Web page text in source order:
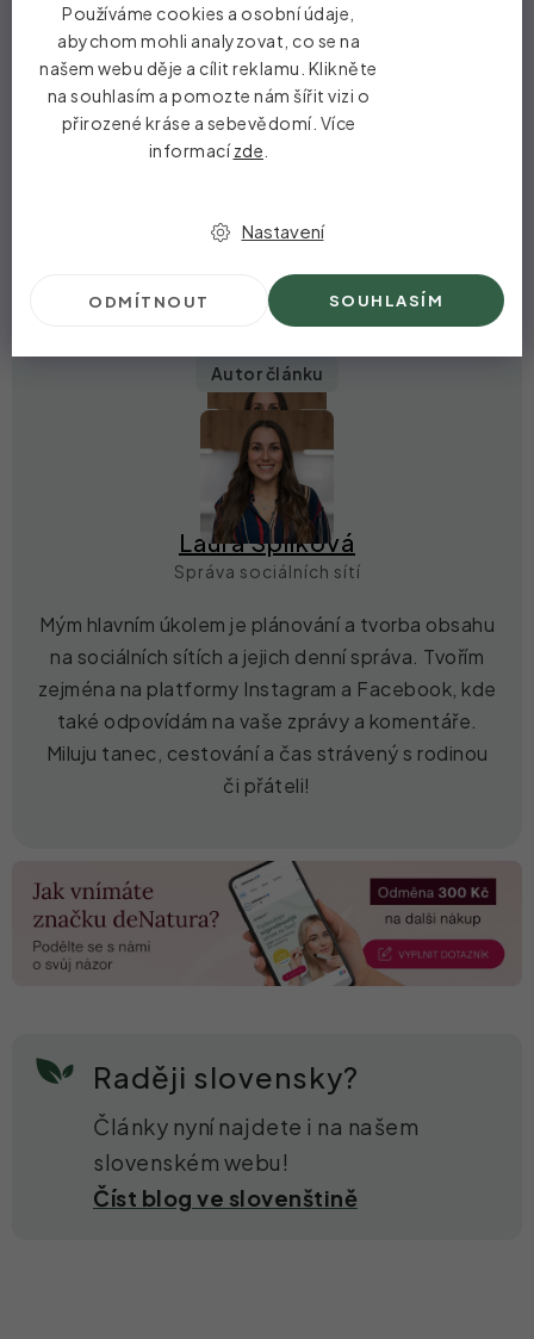
Používáme cookies a osobní údaje,
abychom mohli analyzovat, co se na
našem webu děje a cílit reklamu. Klikněte
na souhlasím a pomozte nám šířit vizi o
přirozené kráse a sebevědomí. Více
informacízde
Nastavení
ODMÍTNOUT SOUHLASÍM
Chcete na pigmentové skvrny působit opravdu
komplexně? Pak se vyplatí oběséra střídat nebo
vrstvit. Hydratační sérum dodá pleti vláhu a vitamín C,
anti-age sérum pak ochranu, obnovu a podporu
pružnosti. Společně řeší pigmentaci hned několika
Autor článku
Laura Spilková
Správa sociálních sítí
Mým hlavním úkolem je plánování a tvorba obsahu
na sociálních sítích a jejich denní správa. Tvořím
zejména na platformy Instagram a Facebook, kde
také odpovídám na vaše zprávy a komentáře.
Miluju tanec, cestování a čas strávený s rodinou
či přáteli!
Raději slovensky?
Články nyní najdete i na našem
slovenském webu!
Číst blog ve slovenštině